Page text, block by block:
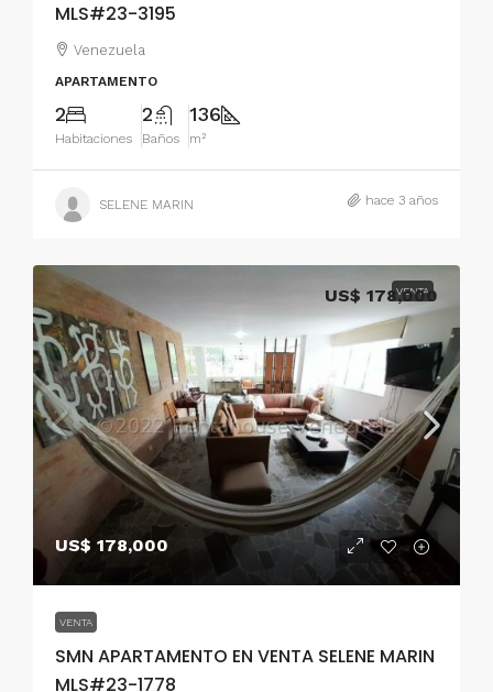
MLS#23-3195
Venezuela
APARTAMENTO
2
Habitaciones
2
Baños
136
m²
SELENE MARIN hace 3 años
VENTA
US$ 178,000
VENTA
SMN APARTAMENTO EN VENTA SELENE MARIN
MLS#23-1778
US$ 178,000